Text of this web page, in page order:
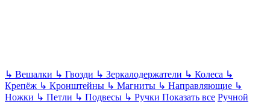
↳ Вешалки ↳ Гвозди ↳ Зеркалодержатели ↳ Колеса ↳
Крепёж ↳ Кронштейны ↳ Магниты ↳ Направляющие ↳
Ножки ↳ Петли ↳ Подвесы ↳ Ручки Показать все Ручной